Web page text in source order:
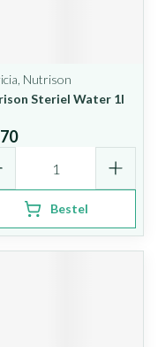
Nutrison
Steriel Water 1l
Bestel